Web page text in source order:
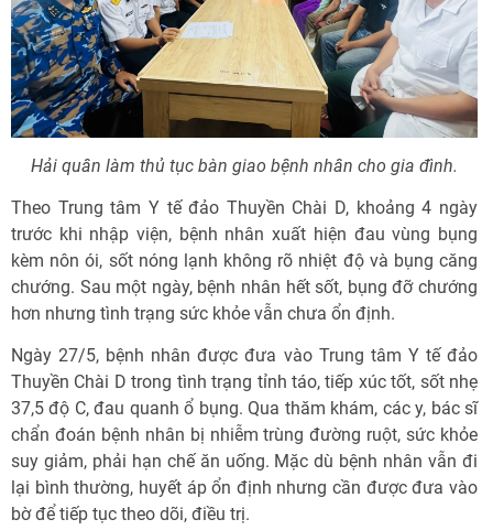
Hải quân làm thủ tục bàn giao bệnh nhân cho gia đình.
Theo Trung tâm Y tế đảo Thuyền Chài D, khoảng 4 ngày
trước khi nhập viện, bệnh nhân xuất hiện đau vùng bụng
kèm nôn ói, sốt nóng lạnh không rõ nhiệt độ và bụng căng
chướng. Sau một ngày, bệnh nhân hết sốt, bụng đỡ chướng
hơn nhưng tình trạng sức khỏe vẫn chưa ổn định.
Ngày 27/5, bệnh nhân được đưa vào Trung tâm Y tế đảo
Thuyền Chài D trong tình trạng tỉnh táo, tiếp xúc tốt, sốt nhẹ
37,5 độ C, đau quanh ổ bụng. Qua thăm khám, các y, bác sĩ
chẩn đoán bệnh nhân bị nhiễm trùng đường ruột, sức khỏe
suy giảm, phải hạn chế ăn uống. Mặc dù bệnh nhân vẫn đi
lại bình thường, huyết áp ổn định nhưng cần được đưa vào
bờ để tiếp tục theo dõi, điều trị.